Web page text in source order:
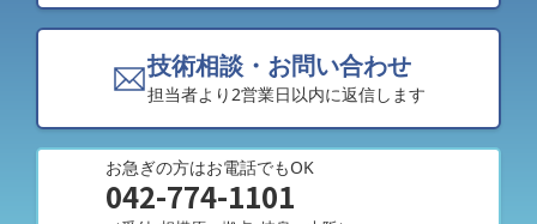
技術相談・お問い合わせ
担当者より2営業日以内に返信します
お急ぎの方はお電話でもOK
042-774-1101